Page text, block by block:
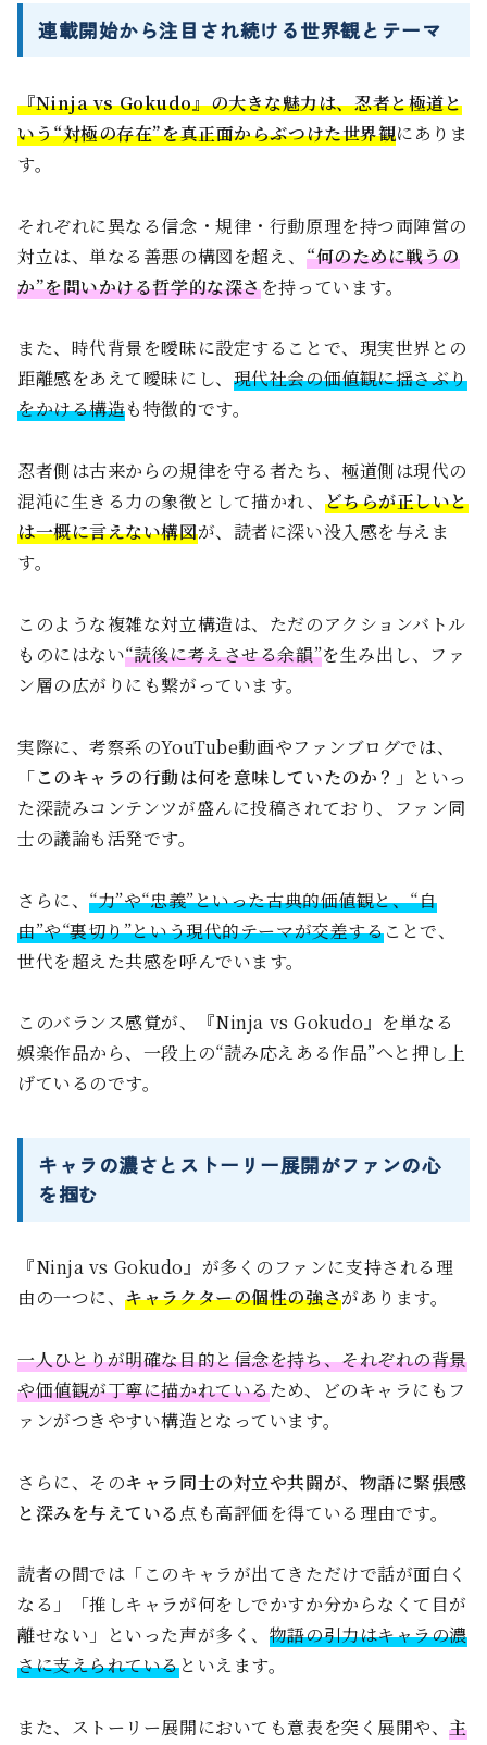
連載開始から注目され続ける世界観とテーマ
『Ninja vs Gokudo』の大きな魅力は、忍者と極道と
いう“対極の存在”を真正面からぶつけた世界観にありま
す。
それぞれに異なる信念・規律・行動原理を持つ両陣営の
対立は、単なる善悪の構図を超え、 “何のために戦うの
か”を問いかける哲学的な深さを持っています。
また、時代背景を曖昧に設定することで、現実世界との
距離感をあえて曖昧にし、 現代社会の価値観に揺さぶり
をかける構造も特徴的です。
忍者側は古来からの規律を守る者たち、極道側は現代の
混沌に生きる力の象徴として描かれ、 どちらが正しいと
は一概に言えない構図が、読者に深い没入感を与えま
す。
このような複雑な対立構造は、ただのアクションバトル
ものにはない“読後に考えさせる余韻”を生み出し、ファ
ン層の広がりにも繋がっています。
実際に、考察系のYouTube動画やファンブログでは、
「このキャラの行動は何を意味していたのか？」 といっ
た深読みコンテンツが盛んに投稿されており、ファン同
士の議論も活発です。
さらに、“力”や“忠義”といった古典的価値観と、“自
由”や“裏切り”という現代的テーマが交差することで、
世代を超えた共感を呼んでいます。
このバランス感覚が、『Ninja vs Gokudo』を単なる
娯楽作品から、一段上の“読み応えある作品”へと押し上
げているのです。
キャラの濃さとストーリー展開がファンの心
を掴む
『Ninja vs Gokudo』が多くのファンに支持される理
由の一つに、キャラクターの個性の強さがあります。
一人ひとりが明確な目的と信念を持ち、それぞれの背景
や価値観が丁寧に描かれているため、どのキャラにもフ
ァンがつきやすい構造となっています。
さらに、そのキャラ同士の対立や共闘が、物語に緊張感
と深みを与えている点も高評価を得ている理由です。
読者の間では「このキャラが出てきただけで話が面白く
なる」「推しキャラが何をしでかすか分からなくて目が
離せない」といった声が多く、 物語の引力はキャラの濃
さに支えられているといえます。
また、ストーリー展開においても意表を突く展開や、主